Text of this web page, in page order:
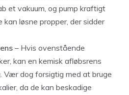
et vakuum, og pump kraftigt
kan løsne propper, der sidder
– Hvis ovenstående
kan en kemisk afløbsrens
Vær dog forsigtig med at bruge
da de kan beskadige